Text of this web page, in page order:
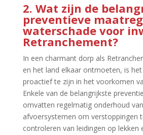
2.​ Wat zijn de
preventieve
waterschade voor
Retranchement?
In een charmant dorp als
en het land elkaar ontmoeten, is
proactief te zijn in het voorkomen
Enkele van de belangrijkste
omvatten regelmatig onderhoud
afvoersystemen om verstoppingen
controleren van leidingen op lekken